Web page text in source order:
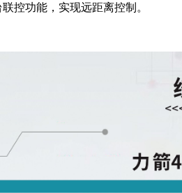
控功能，实现远距离控制。